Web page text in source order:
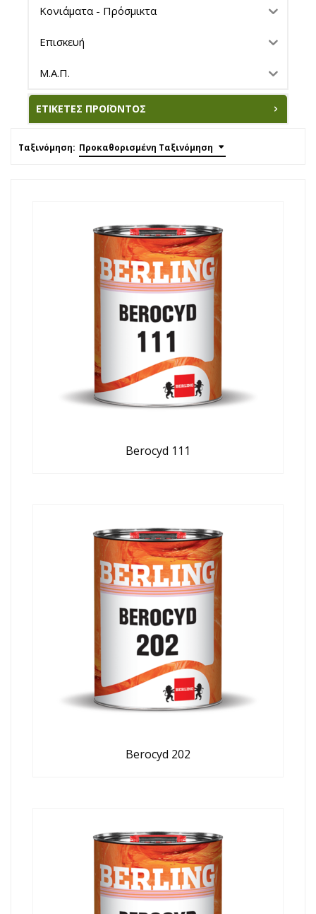
Κονιάματα - Πρόσμικτα
Επισκευή
Μ.Α.Π.
ΕΤΙΚΈΤΕΣ ΠΡΟΪΌΝΤΟΣ
Ταξινόμηση: Προκαθορισμένη Ταξινόμηση
Berocyd 111
Berocyd 202